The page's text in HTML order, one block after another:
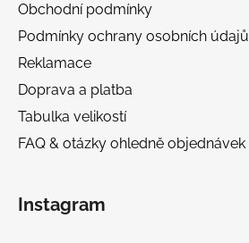
Obchodní podmínky
Podmínky ochrany osobních údajů
Reklamace
Doprava a platba
Tabulka velikostí
FAQ & otázky ohledně objednávek
Instagram